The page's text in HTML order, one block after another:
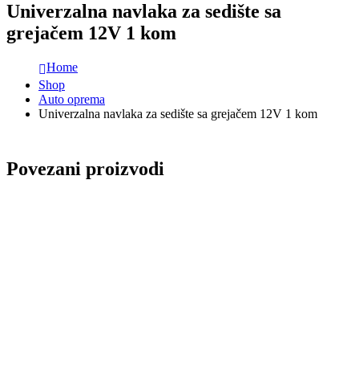
Univerzalna navlaka za sedište sa
grejačem 12V 1 kom
Home
Shop
Auto oprema
Univerzalna navlaka za sedište sa grejačem 12V 1 kom
Povezani proizvodi